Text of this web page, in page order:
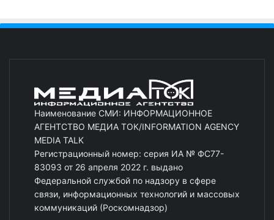
Наименование СМИ: ИНФОРМАЦИОННОЕ
АГЕНТСТВО МЕДИА ТОК/INFORMATION AGENCY
MEDIA TALK
Регистрационный номер: серия ИА № ФС77-
83093 от 26 апреля 2022 г. выдано
Федеральной службой по надзору в сфере
связи, информационных технологий и массовых
коммуникаций (Роскомнадзор)